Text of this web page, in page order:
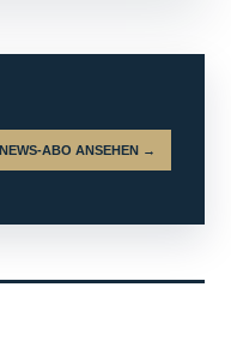
ABO ANSEHEN →